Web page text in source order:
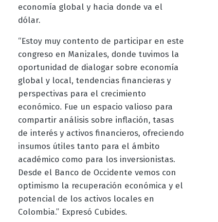
economía global y hacia donde va el
dólar.
“Estoy muy contento de participar en este
congreso en Manizales, donde tuvimos la
oportunidad de dialogar sobre economía
global y local, tendencias financieras y
perspectivas para el crecimiento
económico. Fue un espacio valioso para
compartir análisis sobre inflación, tasas
de interés y activos financieros, ofreciendo
insumos útiles tanto para el ámbito
académico como para los inversionistas.
Desde el Banco de Occidente vemos con
optimismo la recuperación económica y el
potencial de los activos locales en
Colombia.” Expresó Cubides.